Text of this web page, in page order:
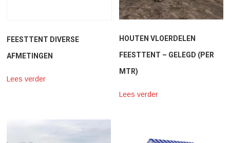
FEESTTENT DIVERSE
AFMETINGEN
Lees verder
HOUTEN VLOERDELEN
FEESTTENT – GELEGD (PER
MTR)
Lees verder